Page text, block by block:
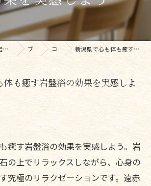
新潟県新潟市の岩盤浴なら嵐の湯新潟西店 ブログ コラム 新潟県で心も体も癒す岩盤浴の効果を実感しよう
体も癒す岩盤浴の効果を実感しよ
癒す岩盤浴の効果を実感しよう。岩
の上でリラックスしながら、心身の
究極のリラクゼーションです。遠赤